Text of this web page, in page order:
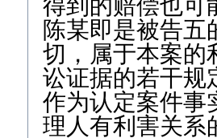
得到的赔偿也可
陈某即是被告五
切，属于本案的
讼证据的若干规
作为认定案件事
理人有利害关系